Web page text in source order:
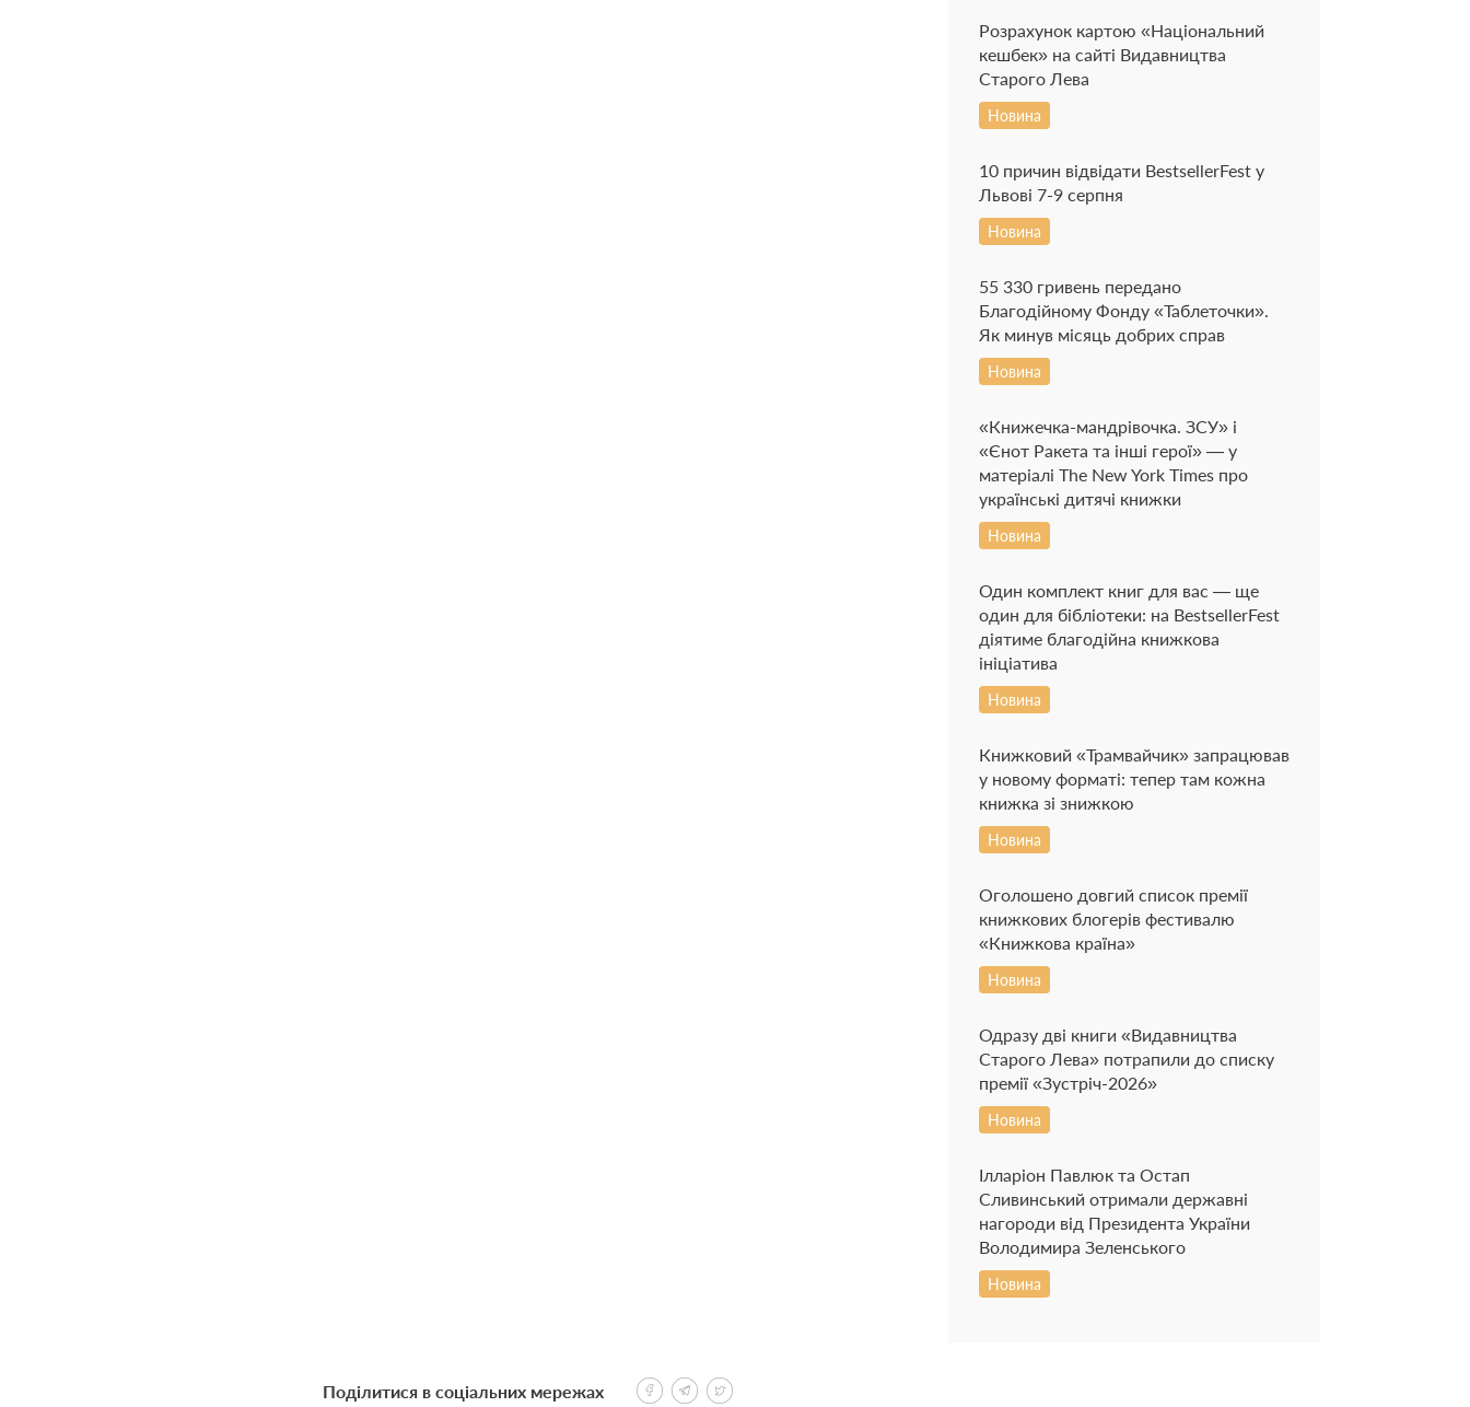
Розрахунок картою «Національний
кешбек» на сайті Видавництва
Старого Лева
Новина
10 причин відвідати BestsellerFest у
Львові 7-9 серпня
Новина
55 330 гривень передано
Благодійному Фонду «Таблеточки».
Як минув місяць добрих справ
Новина
«Книжечка-мандрівочка. ЗСУ» і
«Єнот Ракета та інші герої» — у
матеріалі The New York Times про
українські дитячі книжки
Новина
Один комплект книг для вас — ще
один для бібліотеки: на BestsellerFest
діятиме благодійна книжкова
ініціатива
Новина
Книжковий «Трамвайчик» запрацював
у новому форматі: тепер там кожна
книжка зі знижкою
Новина
Оголошено довгий список премії
книжкових блогерів фестивалю
«Книжкова країна»
Новина
Одразу дві книги «Видавництва
Старого Лева» потрапили до списку
премії «Зустріч-2026»
Новина
Ілларіон Павлюк та Остап
Сливинський отримали державні
нагороди від Президента України
Володимира Зеленського
Новина
Поділитися в соціальних мережах